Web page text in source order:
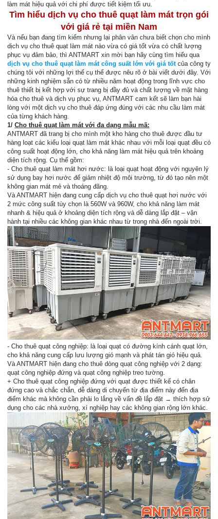
làm mát hiệu quả với chi phí được tiết kiệm tối ưu.
Tìm hiểu dịch vụ cho thuê quạt làm mát trọn gói
với giá rẻ tại miền Nam
Và nếu bạn đang tìm kiếm nhưng lại phân vân chưa biết chọn cho mình
dịch vụ cho thuê quạt làm mát nào vừa có giá tốt vừa có chất lượng
phục vụ đảm bảo, thì ANTMART xin mời bạn hãy cùng tìm hiểu qua
dịch vụ cho thuê quạt làm mát công suất lớn với giá tốtcủa công ty
chúng tôi với những lợi thế cụ thể được nêu rõ ở bài viết dưới đây. Với
những kinh nghiệm sẵn có từ nhiều năm hoạt động trong lĩnh vực cho
thuê thiết bị kết hợp với sự trang bị đầy đủ và chất lượng về mặt hàng
hóa cho thuê và dịch vụ phục vụ, ANTMART cam kết sẽ làm bạn hài
lòng với một dịch vụ cho thuê đáp ứng đúng với các nhu cầu làm mát
của từng khách hàng.
1/ Cho thuê quạt làm mát với đa dạng mẫu mã:
ANTMART đã trang bị cho mình một kho hàng cho thuê được đầu tư
hàng loạt các kiểu loại quạt làm mát khác nhau với mỗi loại quạt đều có
công suất hoạt động lớn, cho khả năng làm mát hiệu quả trên khoảng
diện tích rộng. Cụ thể gồm:
- Cho thuê quạt làm mát hơi nước: là loại quạt hoạt động với nguyên lý
sử dụng bay hơi nước để giảm nhiệt độ môi trường, từ đó tạo nên một
không gian mát mẻ và thoáng đãng.
Và ANTMART hiện đang cung cấp dịch vụ cho thuê quạt hơi nước với
2 mức công suất tùy chọn là 560W và 960W, cho khả năng làm mát
nhanh & hiệu quả ở khoảng diện tích rộng và dễ dàng lắp đặt – vận
hành tại nhiều các không gian khác nhau từ trong nhà đến ngoài trời.
- Cho thuê quạt công nghiệp: là loại quạt có đường kính cánh quạt lớn,
cho khả năng cung cấp lưu lượng gió mạnh và phát tán gió hiệu quả.
Và ANTMART hiện đang cho thuê dòng quạt công nghiệp với 2 dạng:
quạt công nghiệp đứng và quạt công nghiệp treo tường.
+ Cho thuê quạt công nghiệp đứng với quạt được thiết kế có chân
đứng cao và chắc chắn, dễ dàng di chuyển từ địa điểm này đến địa
điểm khác mà không cần phải lo lắng về vấn đề lắp đặt → thích hợp sử
dụng cho các nhà xưởng, xí nghiệp hay các không gian rộng lớn khác.